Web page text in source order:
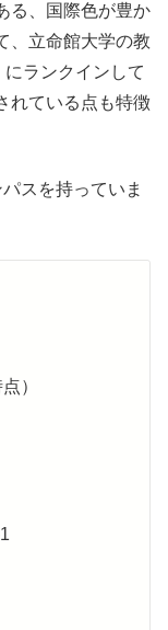
る、国際色が豊か
、立命館大学の教
ランクインして
れている点も特徴
スを持っていま
）